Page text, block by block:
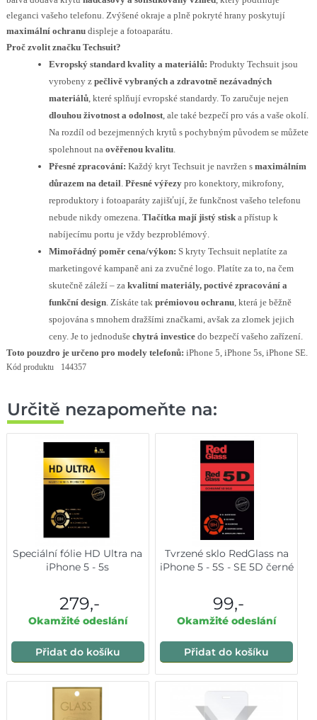
eleganci vašeho telefonu. Zvýšené okraje a plně pokryté hrany poskytují
maximální ochranudispleje a fotoaparátu.
Proč zvolit značku Techsuit?
Evropský standard kvality a materiálů: Produkty Techsuit jsou
vyrobeny z pečlivě vybraných a zdravotně nezávadných
materiálů, které splňují evropské standardy. To zaručuje nejen
dlouhou životnost a odolnost, ale také bezpečí pro vás a vaše okolí.
Na rozdíl od bezejmenných krytů s pochybným původem se můžete
spolehnout na ověřenou kvalitu.
Přesné zpracování: Každý kryt Techsuit je navržen s maximálním
důrazem na detail. Přesné výřezypro konektory, mikrofony,
reproduktory i fotoaparáty zajišťují, že funkčnost vašeho telefonu
nebude nikdy omezena. Tlačítka mají jistý stiska přístup k
nabíjecímu portu je vždy bezproblémový.
Mimořádný poměr cena/výkon: S kryty Techsuit neplatíte za
marketingové kampaně ani za zvučné logo. Platíte za to, na čem
skutečně záleží – za kvalitní materiály, poctivé zpracování a
funkční design. Získáte tak prémiovou ochranu, která je běžně
spojována s mnohem dražšími značkami, avšak za zlomek jejich
ceny. Je to jednoduše chytrá investicedo bezpečí vašeho zařízení.
Toto pouzdro je určeno pro modely telefonů: iPhone 5, iPhone 5s, iPhone SE.
Kód produktu 144357
Určitě nezapomeňte na:
Speciální fólie HD Ultra na
iPhone 5 - 5s
279,-
Okamžité odeslání
Přidat do košíku
Tvrzené sklo RedGlass na
iPhone 5 - 5S - SE 5D černé
99,-
Okamžité odeslání
Přidat do košíku